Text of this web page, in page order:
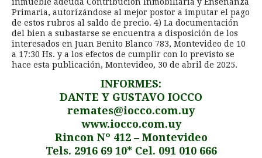
Primaria, autorizándose al mejor postor a imputar el pago
de estos rubros al saldo de precio. 4) La documentación
del bien a subastarse se encuentra a disposición de los
interesados en Juan Benito Blanco 783, Montevideo de 10
a 17:30 Hs. y a los efectos de cumplir con lo previsto se
hace esta publicación, Montevideo, 30 de abril de 2025.
INFORMES:
DANTE Y GUSTAVO IOCCO
remates@iocco.com.uy
www.iocco.com.uy
Rincon Nº 412 – Montevideo
Tels. 2916 69 10* Cel. 091 010 666